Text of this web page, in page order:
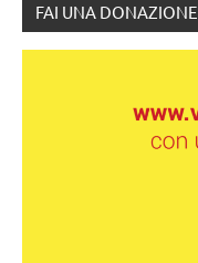
FAI UNA DONAZIONE